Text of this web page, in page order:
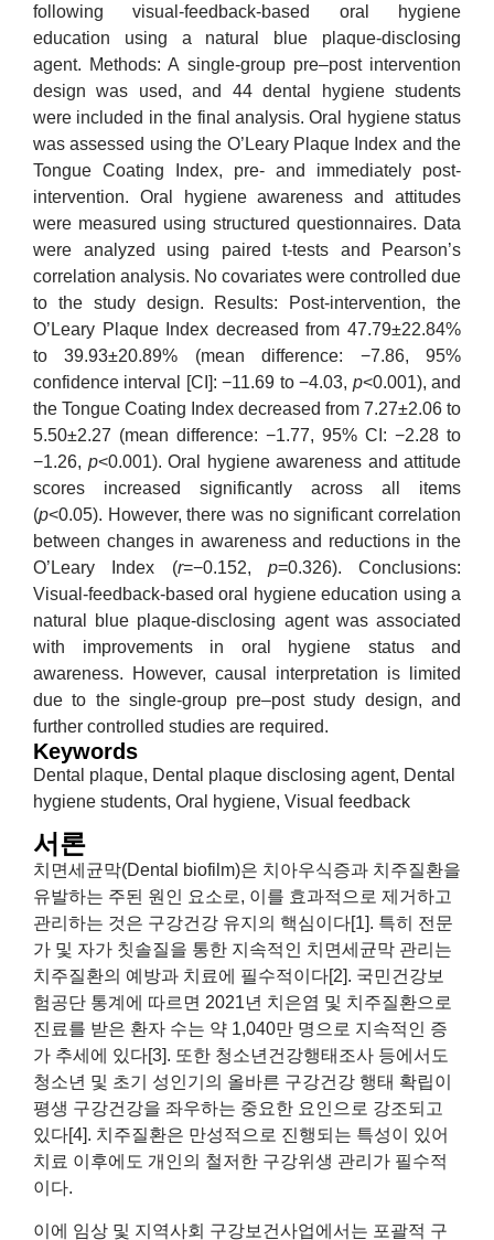
following visual-feedback-based oral hygiene
education using a natural blue plaque-disclosing
agent. Methods: A single-group pre–post intervention
design was used, and 44 dental hygiene students
were included in the final analysis. Oral hygiene status
was assessed using the O’Leary Plaque Index and the
Tongue Coating Index, pre- and immediately post-
intervention. Oral hygiene awareness and attitudes
were measured using structured questionnaires. Data
were analyzed using paired t-tests and Pearson’s
correlation analysis. No covariates were controlled due
to the study design. Results: Post-intervention, the
O’Leary Plaque Index decreased from 47.79±22.84%
to 39.93±20.89% (mean difference: −7.86, 95%
confidence interval [CI]: −11.69 to −4.03, p<0.001), and
the Tongue Coating Index decreased from 7.27±2.06 to
5.50±2.27 (mean difference: −1.77, 95% CI: −2.28 to
−1.26, p<0.001). Oral hygiene awareness and attitude
scores increased significantly across all items
(p<0.05). However, there was no significant correlation
between changes in awareness and reductions in the
O’Leary Index (r=−0.152, p=0.326). Conclusions:
Visual-feedback-based oral hygiene education using a
natural blue plaque-disclosing agent was associated
with improvements in oral hygiene status and
awareness. However, causal interpretation is limited
due to the single-group pre–post study design, and
further controlled studies are required.
Keywords
Dental plaque, Dental plaque disclosing agent, Dental
hygiene students, Oral hygiene, Visual feedback
서론
치면세균막(Dental biofilm)은 치아우식증과 치주질환을
유발하는 주된 원인 요소로, 이를 효과적으로 제거하고
관리하는 것은 구강건강 유지의 핵심이다[1]. 특히 전문
가 및 자가 칫솔질을 통한 지속적인 치면세균막 관리는
치주질환의 예방과 치료에 필수적이다[2]. 국민건강보
험공단 통계에 따르면 2021년 치은염 및 치주질환으로
진료를 받은 환자 수는 약 1,040만 명으로 지속적인 증
가 추세에 있다[3]. 또한 청소년건강행태조사 등에서도
청소년 및 초기 성인기의 올바른 구강건강 행태 확립이
평생 구강건강을 좌우하는 중요한 요인으로 강조되고
있다[4]. 치주질환은 만성적으로 진행되는 특성이 있어
치료 이후에도 개인의 철저한 구강위생 관리가 필수적
이다.
이에 임상 및 지역사회 구강보건사업에서는 포괄적 구